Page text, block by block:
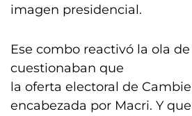
imagen presidencial.
Ese combo reactivó la ola
cuestionaban que
la oferta electoral de
encabezada por Macri. Y que